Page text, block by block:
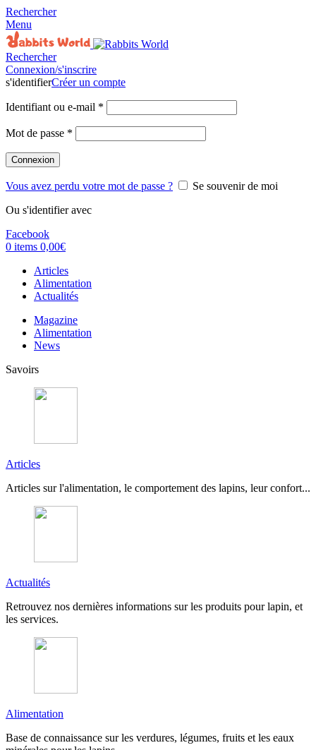
Rechercher
Menu
Rechercher
Connexion/s'inscrire
s'identifierCréer un compte
Identifiant ou e-mail *
Mot de passe *
Connexion
Vous avez perdu votre mot de passe ?
Se souvenir de moi
Ou s'identifier avec
Facebook
0 items 0,00€
Articles
Alimentation
Actualités
Magazine
Alimentation
News
Savoirs
Articles
Articles sur l'alimentation, le comportement des lapins, leur confort...
Actualités
Retrouvez nos dernières informations sur les produits pour lapin, et
les services.
Alimentation
Base de connaissance sur les verdures, légumes, fruits et les eaux